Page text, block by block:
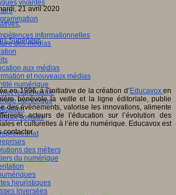
vivantes
informationnelles
des médias
aux médias
et nouveaux médias
numérique
responsable
numérique
sociaux
des métiers
du numérique
heuristiques
inversées
21 avril 2020
,
Supérieur,
en 1996, à l’initiative de la création d’ Educavoxen
bénévole la veille et la ligne éditoriale, publie
des événements, valorise les innovations, alimente
acteurs de l’éducation sur l’évolution des
et culturelles à l’ère du numérique. Educavox est
contacter.